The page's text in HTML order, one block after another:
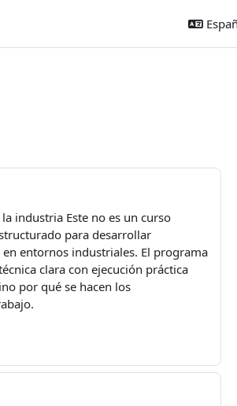
industria Este no es un curso
para desarrollar
entornos industriales. El programa
clara con ejecución práctica
por qué se hacen los